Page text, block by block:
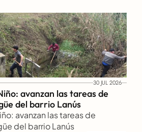
30 JUL 2026
avanzan las tareas de
del barrio Lanús
avanzan las tareas de
del barrio Lanús